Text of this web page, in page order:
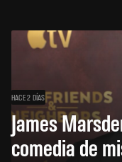
HACE 2 DÍAS
James
comedia de